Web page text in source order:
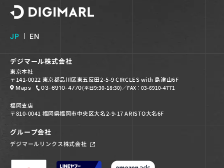
JP EN
デジマール株式会社
東京本社
〒141-0022 東京都品川区東五反田2-5-9 CIRCLES with 島津山6F
Maps 03-6910-4770(平日9:30-18:30) ／FAX：03-6910-4771
福岡支店
〒810-0041 福岡県福岡市中央区大名2-9-17 ARISTO大名6F
グループ会社
デジマールリンクス株式会社